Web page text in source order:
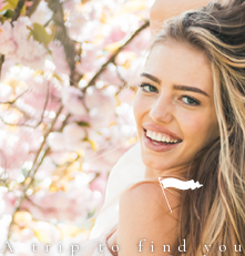
A trip to find